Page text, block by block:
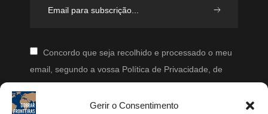
Gerir o Consentimento
Concordo que seja recolhido e processado o meu
email, segundo a vossa Política de Privacidade, de
modo a que posteriormente possam enviar-me emails
periodicamente.